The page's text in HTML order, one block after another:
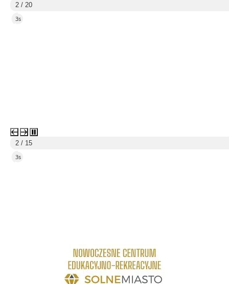
2 / 20
2s
2 / 15
2s
link do strony Centrum Edukacyjno Rekreacyjne